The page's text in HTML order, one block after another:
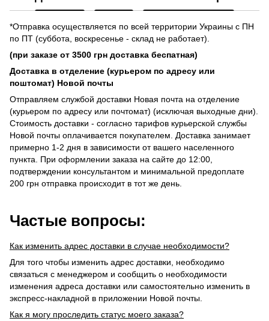
*Отправка осуществляется по всей территории Украины с ПН
по ПТ (суббота, воскресенье - склад не работает).
(при заказе от 3500 грн доставка беспатная)
Доставка в отделение (курьером по адресу или
поштомат) Новой почты
Отправляем службой доставки Новая почта на отделение
(курьером по адресу или почтомат) (исключая выходные дни).
Стоимость доставки - согласно тарифов курьерской службы
Новой почты оплачивается покупателем. Доставка занимает
примерно 1-2 дня в зависимости от вашего населенного
пункта. При оформлении заказа на сайте до 12:00,
подтверждении консультантом и минимальной предоплате
200 грн отправка происходит в тот же день.
Частые вопросы:
Как изменить адрес доставки в случае необходимости?
Для того чтобы изменить адрес доставки, необходимо
связаться с менеджером и сообщить о необходимости
изменения адреса доставки или самостоятельно изменить в
экспресс-накладной в приложении Новой почты.
Как я могу проследить статус моего заказа?